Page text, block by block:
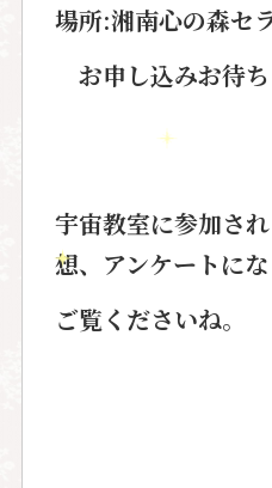
場所:湘南心の森セ
お申し込みお待ち
宇宙教室に参加さ
想、 アンケートにな
ご覧くださいね。